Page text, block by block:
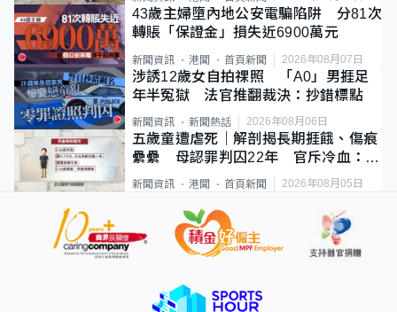
43歲主婦墮內地公安電騙陷阱 分81次
轉賬「保證金」損失近6900萬元
新聞資訊 港聞 首頁新聞 2026年08月07日
涉誘12歲女自拍祼照 「A0」男捱足
年半冤獄 法官推翻裁決：抄錯標點
新聞資訊 新聞熱話 2026年08月06日
五歲童遭虐死｜解剖揭長期捱餓、傷痕
纍纍 母認罪判囚22年 官斥冷血：同
類案最惡劣
新聞資訊 港聞 首頁新聞 2026年08月05日